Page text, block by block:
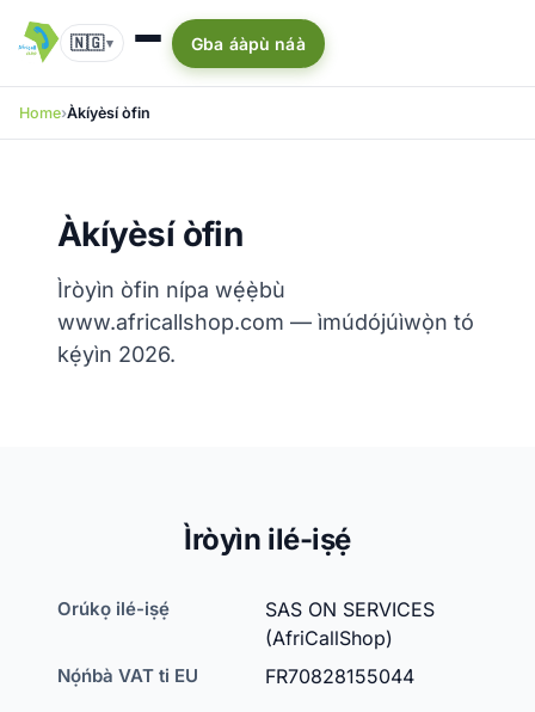
🇳🇬▾ Gba áàpù náà
Home Àkíyèsí òfin
Àkíyèsí òfin
Ìròyìn òfin nípa wẹ́ẹ̀bù
www.africallshop.com — ìmúdójúìwọ̀n tó
kẹ́yìn 2026.
Ìròyìn ilé-iṣẹ́
Orúkọ ilé-iṣẹ́
SAS ON SERVICES
(AfriCallShop)
Nọ́ńbà VAT ti EU FR70828155044